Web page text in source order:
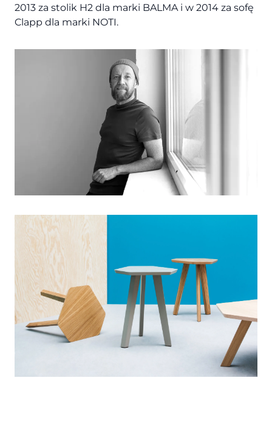
2013 za stolik H2 dla marki BALMA i w 2014 za sofę
Clapp dla marki NOTI.